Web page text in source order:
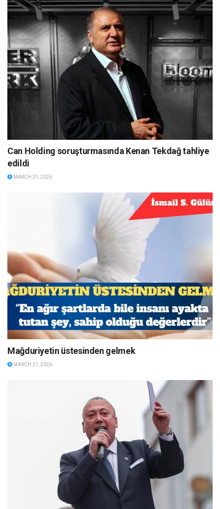
Can Holding soruşturmasında Kenan Tekdağ tahliye
edildi
MARCH 31, 2026
Mağduriyetin üstesinden gelmek
MARCH 31, 2026